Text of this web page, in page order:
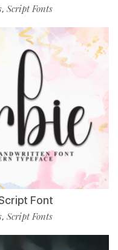
, Script Fonts
Font
, Script Fonts